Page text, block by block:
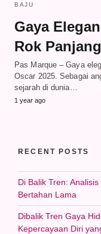
BAJU
Gaya
Rok
Pas Marque – Gaya
Oscar 2025. Sebagai
sejarah di dunia…
1 year ago
RECENT POSTS
Di Balik Tren:
Bertahan Lama
Dibalik Tren Gaya
Kepercayaan Diri